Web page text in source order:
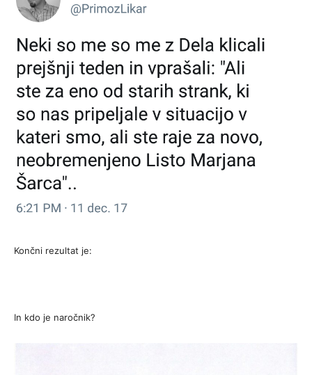
Končni rezultat je:
In kdo je naročnik?